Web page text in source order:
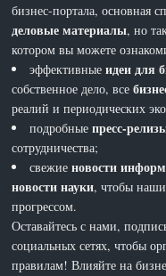
бизнес-портала, основная
деловые материалы, но
котором вы можете
эффективныеидеи для
собственное дело, все
реалий и периодических
подробныепресс-
сотрудничества;
свежиеновости
новости науки, чтобы наши
прогрессом.
Оставайтесь с нами,
социальных сетях, чтобы
правилам! Влияйте на